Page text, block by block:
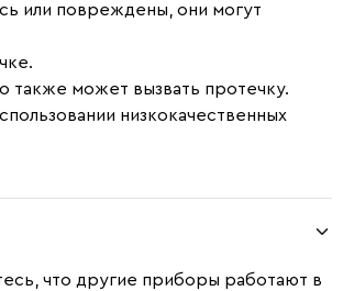
или повреждены, они могут
также может вызвать протечку.
низкокачественных
что другие приборы работают в